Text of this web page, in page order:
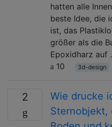
hatten alle
beste Idee, die
ist, das
größer als die
Epoxidharz auf
10
3d-design
2
Wie drucke
Sternobjekt,